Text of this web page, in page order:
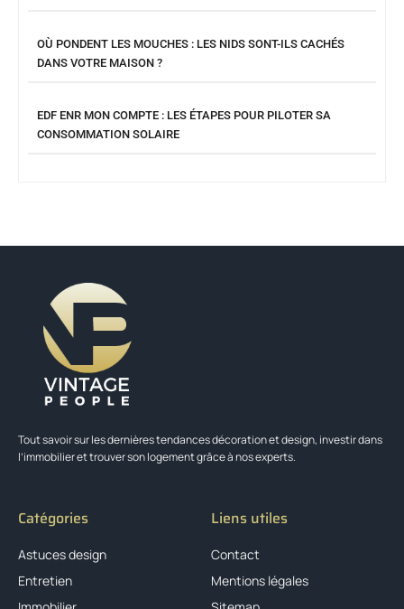
OÙ PONDENT LES MOUCHES : LES NIDS SONT-ILS CACHÉS
DANS VOTRE MAISON ?
EDF ENR MON COMPTE : LES ÉTAPES POUR PILOTER SA
CONSOMMATION SOLAIRE
Tout savoir sur les dernières tendances décoration et design, investir dans
l’immobilier et trouver son logement grâce à nos experts.
Catégories
Astuces design
Entretien
Liens utiles
Contact
Mentions légales